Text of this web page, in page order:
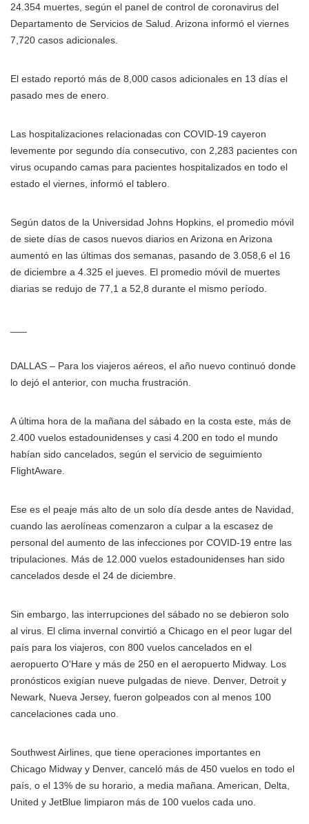
24.354 muertes, según el panel de control de coronavirus del
Departamento de Servicios de Salud. Arizona informó el viernes
7,720 casos adicionales.
El estado reportó más de 8,000 casos adicionales en 13 días el
pasado mes de enero.
Las hospitalizaciones relacionadas con COVID-19 cayeron
levemente por segundo día consecutivo, con 2,283 pacientes con
virus ocupando camas para pacientes hospitalizados en todo el
estado el viernes, informó el tablero.
Según datos de la Universidad Johns Hopkins, el promedio móvil
de siete días de casos nuevos diarios en Arizona en Arizona
aumentó en las últimas dos semanas, pasando de 3.058,6 el 16
de diciembre a 4.325 el jueves. El promedio móvil de muertes
diarias se redujo de 77,1 a 52,8 durante el mismo período.
DALLAS – Para los viajeros aéreos, el año nuevo continuó donde
lo dejó el anterior, con mucha frustración.
A última hora de la mañana del sábado en la costa este, más de
2.400 vuelos estadounidenses y casi 4.200 en todo el mundo
habían sido cancelados, según el servicio de seguimiento
FlightAware.
Ese es el peaje más alto de un solo día desde antes de Navidad,
cuando las aerolíneas comenzaron a culpar a la escasez de
personal del aumento de las infecciones por COVID-19 entre las
tripulaciones. Más de 12.000 vuelos estadounidenses han sido
cancelados desde el 24 de diciembre.
Sin embargo, las interrupciones del sábado no se debieron solo
al virus. El clima invernal convirtió a Chicago en el peor lugar del
país para los viajeros, con 800 vuelos cancelados en el
aeropuerto O'Hare y más de 250 en el aeropuerto Midway. Los
pronósticos exigían nueve pulgadas de nieve. Denver, Detroit y
Newark, Nueva Jersey, fueron golpeados con al menos 100
cancelaciones cada uno.
Southwest Airlines, que tiene operaciones importantes en
Chicago Midway y Denver, canceló más de 450 vuelos en todo el
país, o el 13% de su horario, a media mañana. American, Delta,
United y JetBlue limpiaron más de 100 vuelos cada uno.